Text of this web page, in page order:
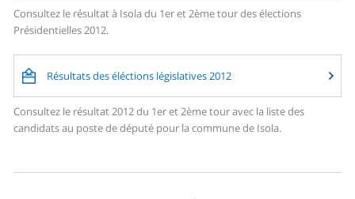
Consultez le résultat à Isola du 1er et 2ème tour des élections
Présidentielles 2012.
Résultats des éléctions législatives 2012
Consultez le résultat 2012 du 1er et 2ème tour avec la liste des
candidats au poste de député pour la commune de Isola.